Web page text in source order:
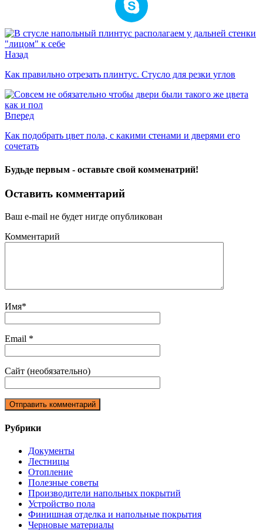
Назад
Как правильно отрезать плинтус. Стусло для резки углов
Вперед
Как подобрать цвет пола, с какими стенами и дверями его
сочетать
Будьде первым - оставьте свой комменатрий!
Оставить комментарий
Ваш e-mail не будет нигде опубликован
Комментарий
Имя*
Email *
Сайт (необязательно)
Рубрики
Документы
Лестницы
Отопление
Полезные советы
Производители напольных покрытий
Устройство пола
Финишная отделка и напольные покрытия
Черновые материалы